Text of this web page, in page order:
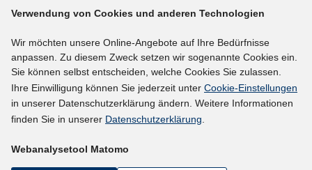
Barrieren melden
Social-Media-Kanäle
BlueSky
YouTube
LinkedIn
kununu
Verwendung von Cookies und anderen Technologien
Wir möchten unsere Online-Angebote auf Ihre Bedürfnisse
anpassen. Zu diesem Zweck setzen wir sogenannte Cookies ein.
Sie können selbst entscheiden, welche Cookies Sie zulassen.
Ihre Einwilligung können Sie jederzeit unter Cookie-Einstellungen
in unserer Datenschutzerklärung ändern. Weitere Informationen
finden Sie in unserer Datenschutzerklärung.
Webanalysetool Matomo